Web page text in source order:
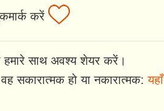
करें
हमारे साथ अवश्य शेयर करें।
सकारात्मक हो या नकारात्मक:यहाँ